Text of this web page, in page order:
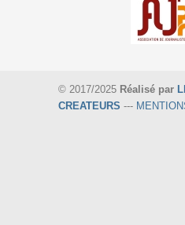
© 2017/2025 Réalisé par
CREATEURS ---